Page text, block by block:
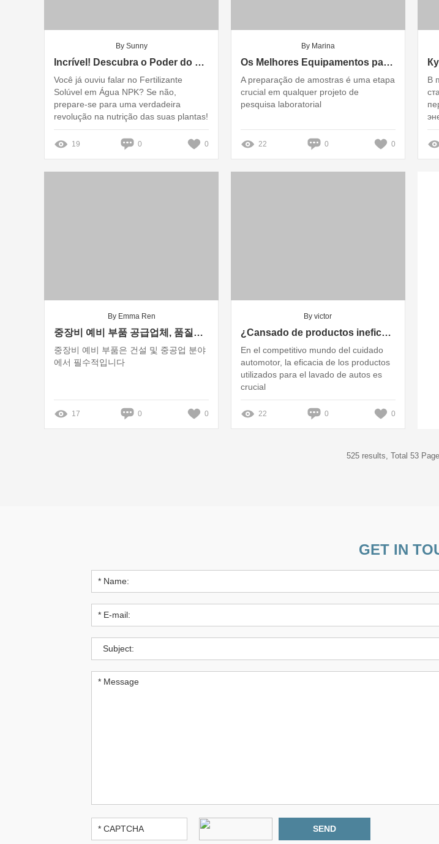
By Sunny
Incrível! Descubra o Poder do Fertilizante Solúvel em Água NPK!
Você já ouviu falar no Fertilizante
Solúvel em Água NPK? Se não,
prepare-se para uma verdadeira
revolução na nutrição das suas plantas!
Com a marca Lvwang Ecological
Fertilizer, trazemos a você uma solução
19 0 0
By Marina
Os Melhores Equipamentos para Preparação de Amostras em Laboratório: Guia Completo para sua Pesquisa
A preparação de amostras é uma etapa
crucial em qualquer projeto de
pesquisa laboratorial
22 0 0
В
By Emma Ren
중장비 예비 부품 공급업체, 품질과 신뢰성은 어떻게 보장할까?
중장비 예비 부품은 건설 및 중공업 분야
에서 필수적입니다
17 0 0
By victor
¿Cansado de productos ineficaces? Descubre los mejores accesorios para lavado de autos.
En el competitivo mundo del cuidado
automotor, la eficacia de los productos
utilizados para el lavado de autos es
crucial
22 0 0
525 results, Total 53
GET IN